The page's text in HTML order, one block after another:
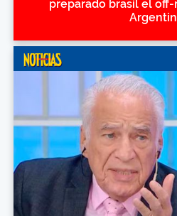
preparado brasil el off-